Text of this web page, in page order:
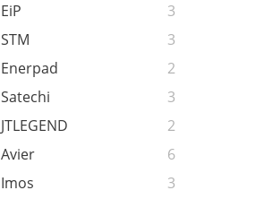
EiP
3
STM
3
Enerpad
2
Satechi
3
JTLEGEND
2
Avier
6
Imos
3